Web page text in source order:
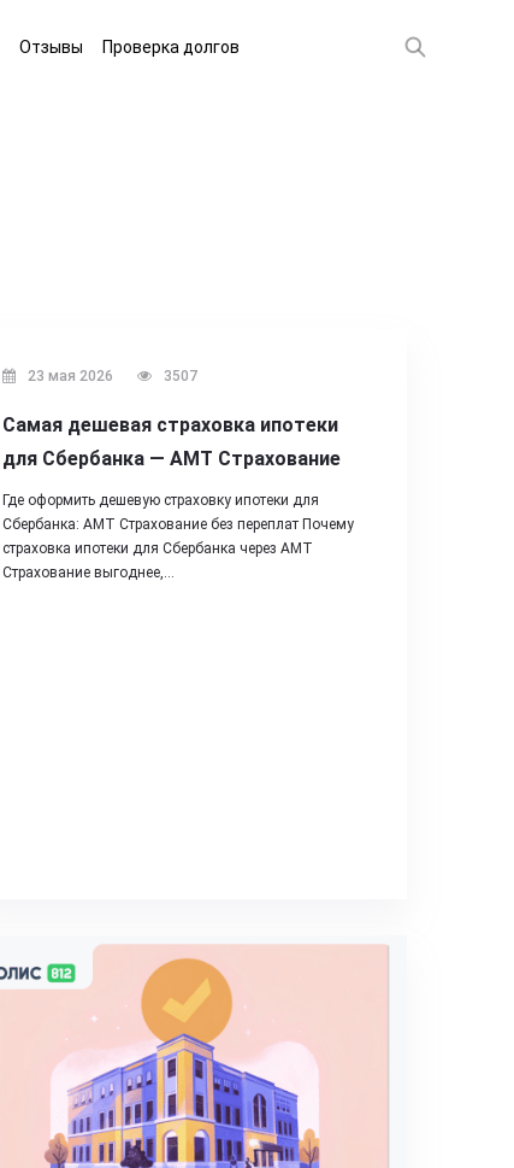
Отзывы Проверка долгов
23 мая 2026 3507
Самая дешевая страховка ипотеки
для Сбербанка — АМТ Страхование
Где оформить дешевую страховку ипотеки для
Сбербанка: АМТ Страхование без переплат Почему
страховка ипотеки для Сбербанка через АМТ
Страхование выгоднее,…